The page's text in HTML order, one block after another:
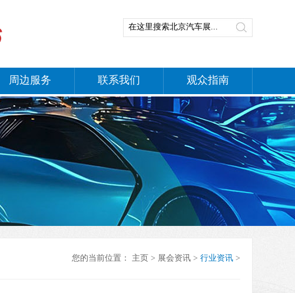
周边服务 联系我们 观众指南
您的当前位置： 主页 > 展会资讯 > 行业资讯 >